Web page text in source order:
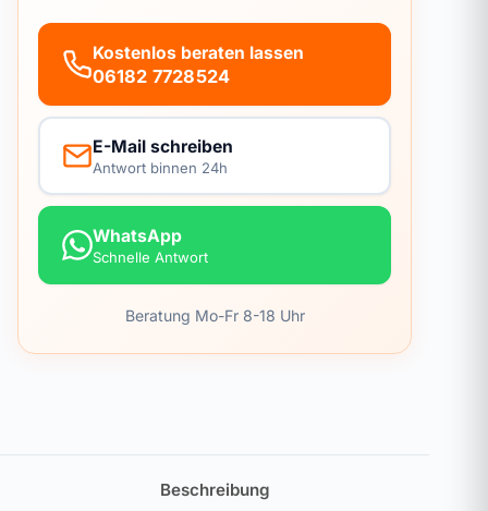
Kostenlos beraten lassen
06182 7728524
E-Mail schreiben
Antwort binnen 24h
WhatsApp
Schnelle Antwort
Beratung Mo-Fr 8-18 Uhr
Beschreibung